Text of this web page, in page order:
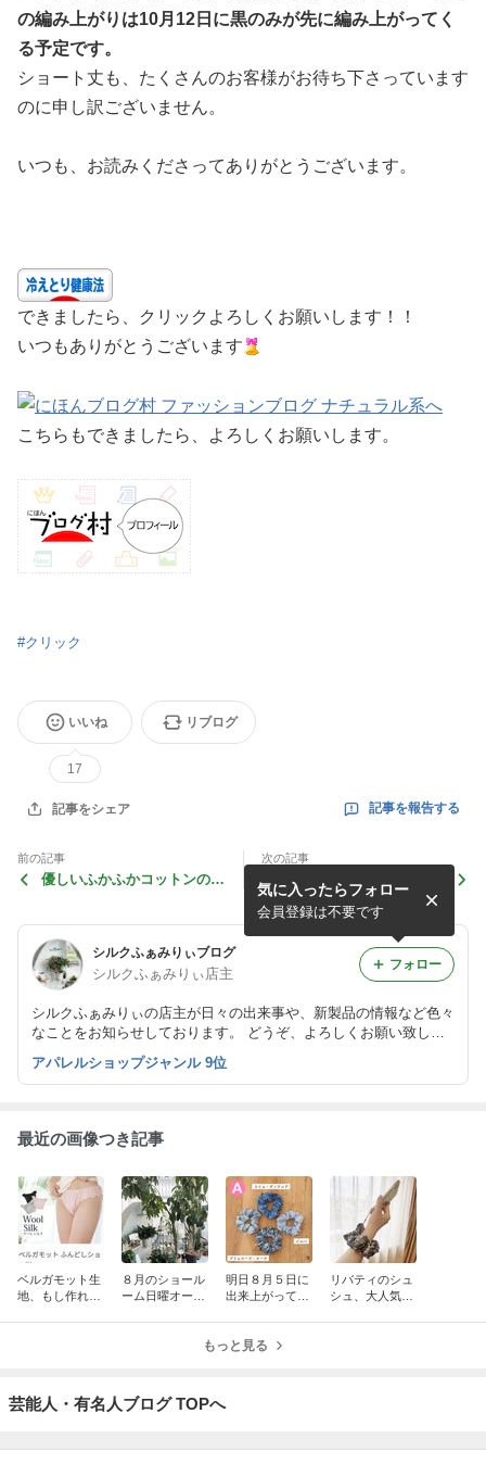
の編み上がりは10月12日に黒のみが先に編み上がってく
る予定です。
ショート丈も、たくさんのお客様がお待ち下さっています
のに申し訳ございません。
いつも、お読みくださってありがとうございます。
できましたら、クリックよろしくお願いします！！
いつもありがとうございます
こちらもできましたら、よろしくお願いします。
#クリック
いいね
17
リブログ
記事をシェア 記事を報告する
前の記事
優しいふかふかコットンの敷
次の記事
「キッズ絹コットン無縫製腹
巻スパッツ」は少し大きめに
編み上がったのでアウトレッ
トに……！！
シルクふぁみりぃブログ
シルクふぁみりぃ店主
シルクふぁみりぃの店主が日々の出来事や、新製品の情報など色々
なことをお知らせしております。 どうぞ、よろしくお願い致しま
気に入ったらフォロー
会員登録は不要です
フォロー
アパレルショップジャンル 9位
最近の画像つき記事
ベルガモット生
地、もし作れた
８月のショール
ーム日曜オープ
明日８月５日に
出来上がってく
リバティのシュ
シュ、大人気な
もっと見る
芸能人・有名人ブログ TOPへ